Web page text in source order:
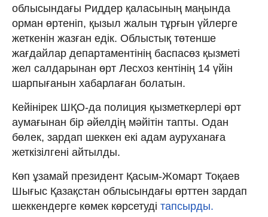
облысындағы Риддер қаласының маңында
орман өртеніп, қызыл жалын тұрғын үйлерге
жеткенін жазған едік. Облыстық төтенше
жағдайлар департаментінің баспасөз қызметі
жел салдарынан өрт Лесхоз кентінің 14 үйін
шарпығанын хабарлаған болатын.
Кейінірек ШҚО-да полиция қызметкерлері өрт
аумағынан бір әйелдің мәйітін тапты. Одан
бөлек, зардап шеккен екі адам ауруханаға
жеткізілгені айтылды.
Көп ұзамай президент Қасым-Жомарт Тоқаев
Шығыс Қазақстан облысындағы өрттен зардап
шеккендерге көмек көрсетуді тапсырды.